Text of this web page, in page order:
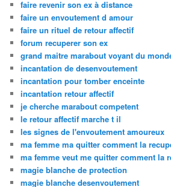
faire revenir son ex à distance
faire un envoutement d amour
faire un rituel de retour affectif
forum recuperer son ex
grand maitre marabout voyant du
incantation de desenvoutement
incantation pour tomber enceinte
incantation retour affectif
je cherche marabout competent
le retour affectif marche t il
les signes de l'envoutement amoureux
ma femme ma quitter comment la
ma femme veut me quitter comment la
magie blanche de protection
magie blanche desenvoutement